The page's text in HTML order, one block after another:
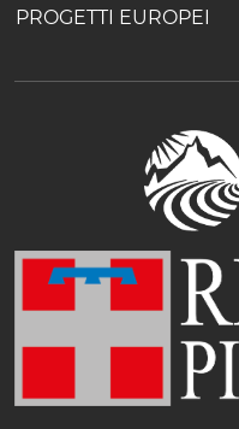
PROGETTI EUROPEI